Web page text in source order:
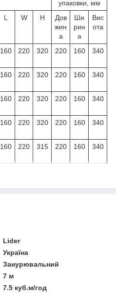
упаковки, мм
L W H
Дов
жин
а
Ши
рин
а
Вис
ота
160 220 320 220 160 340
160 220 320 220 160 340
160 220 320 220 160 340
160 220 320 220 160 340
160 220 315 220 160 340
Lider
Україна
Занурювальний
7 м
7.5 куб.м/год